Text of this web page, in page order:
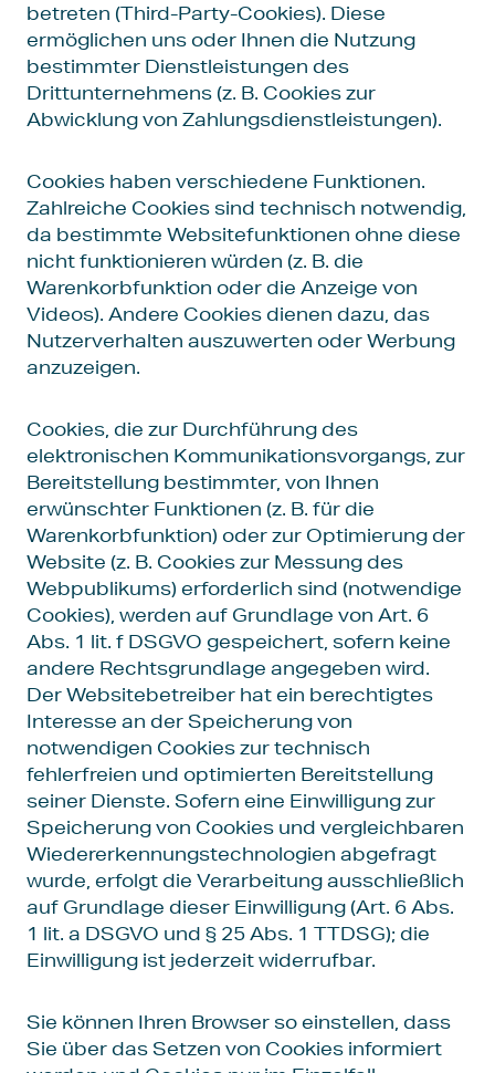
betreten (Third-Party-Cookies). Diese
ermöglichen uns oder Ihnen die Nutzung
bestimmter Dienstleistungen des
Drittunternehmens (z. B. Cookies zur
Abwicklung von Zahlungsdienstleistungen).
Cookies haben verschiedene Funktionen.
Zahlreiche Cookies sind technisch notwendig,
da bestimmte Websitefunktionen ohne diese
nicht funktionieren würden (z. B. die
Warenkorbfunktion oder die Anzeige von
Videos). Andere Cookies dienen dazu, das
Nutzerverhalten auszuwerten oder Werbung
anzuzeigen.
Cookies, die zur Durchführung des
elektronischen Kommunikationsvorgangs, zur
Bereitstellung bestimmter, von Ihnen
erwünschter Funktionen (z. B. für die
Warenkorbfunktion) oder zur Optimierung der
Website (z. B. Cookies zur Messung des
Webpublikums) erforderlich sind (notwendige
Cookies), werden auf Grundlage von Art. 6
Abs. 1 lit. f DSGVO gespeichert, sofern keine
andere Rechtsgrundlage angegeben wird.
Der Websitebetreiber hat ein berechtigtes
Interesse an der Speicherung von
notwendigen Cookies zur technisch
fehlerfreien und optimierten Bereitstellung
seiner Dienste. Sofern eine Einwilligung zur
Speicherung von Cookies und vergleichbaren
Wiedererkennungstechnologien abgefragt
wurde, erfolgt die Verarbeitung ausschließlich
auf Grundlage dieser Einwilligung (Art. 6 Abs.
1 lit. a DSGVO und § 25 Abs. 1 TTDSG); die
Einwilligung ist jederzeit widerrufbar.
Sie können Ihren Browser so einstellen, dass
Sie über das Setzen von Cookies informiert